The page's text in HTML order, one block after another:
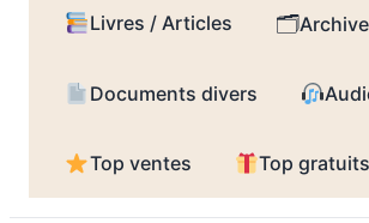
Livres / Articles 🗂
Documents divers
Top ventes Top gratuits